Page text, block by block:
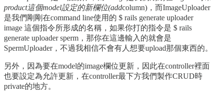
product這個model設定的新欄位(addcolumn)，而ImageUploader
是我們剛剛在command line使用的 $ rails generate uploader
image 這個指令所形成的名稱，如果你打的指令是 $ rails
generate uploader sperm，那你在這邊輸入的就會是
SpermUploader，不過我相信不會有人想要upload那個東西的。
另外，因為要在model的image欄位更新，因此在controller裡面
也要設定為允許更新，在controller最下方我們製作CRUD時
private的地方。